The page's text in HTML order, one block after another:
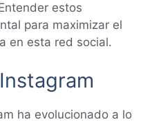
estos
para maximizar el
en esta red social.
ha evolucionado a lo